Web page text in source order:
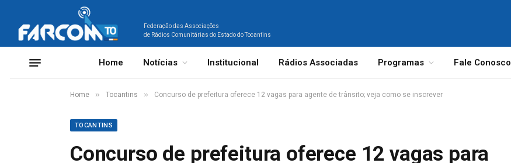
Federação das Associações
de Rádios Comunitárias do Estado do Tocantins
Home Notícias Institucional Rádios Associadas Programas Fale Conosco
Home » Tocantins » Concurso de prefeitura oferece 12 vagas para agente de trânsito; veja como se inscrever
TOCANTINS
Concurso de prefeitura oferece 12 vagas para